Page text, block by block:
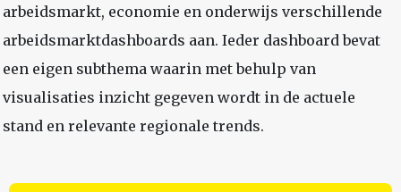
arbeidsmarkt, economie en onderwijs verschillende
arbeidsmarktdashboards aan. Ieder dashboard bevat
een eigen subthema waarin met behulp van
visualisaties inzicht gegeven wordt in de actuele
stand en relevante regionale trends.